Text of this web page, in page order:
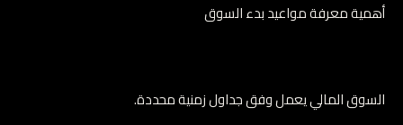
أهمية معرفة مواعيد بدء السوق
السوق المالي يعمل وفق جداول زمنية محددة.